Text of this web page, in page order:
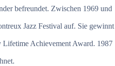
befreundet. Zwischen 1969 und
Jazz Festival auf. Sie gewinnt
Lifetime Achievement Award. 1987